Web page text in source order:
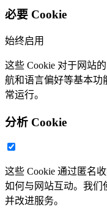
必要 Cookie
始终启用
这些 Cookie 对于网站
航和语言偏好等基本功
常运行。
分析 Cookie
这些 Cookie 通过匿名
如何与网站互动。我们
并改进服务。